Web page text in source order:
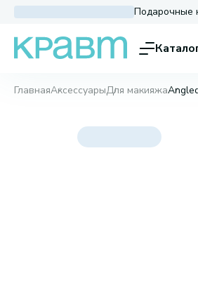
Подарочные
ГлавнаяАксессуарыДля макияжа